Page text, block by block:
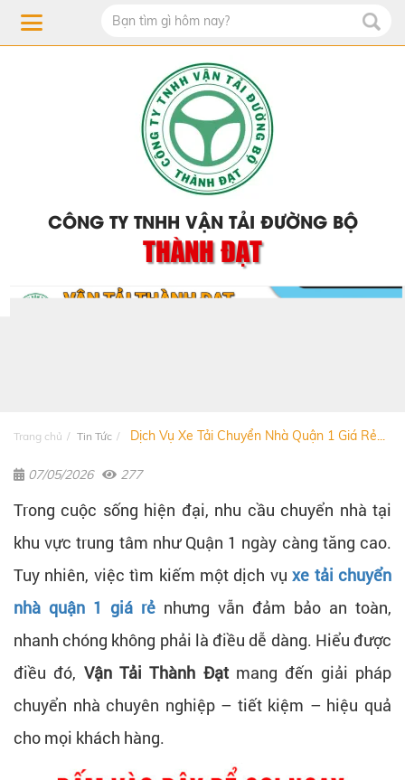
CÔNG TY TNHH VẬN TẢI ĐƯỜNG BỘ
THÀNH ĐẠT
Trang chủ Tin Tức Dịch Vụ Xe Tải Chuyển Nhà Quận 1 Giá Rẻ...
07/05/2026 277
Trong cuộc sống hiện đại, nhu cầu chuyển nhà tại
khu vực trung tâm như Quận 1 ngày càng tăng cao.
Tuy nhiên, việc tìm kiếm một dịch vụxe tải chuyển
nhà quận 1 giá rẻ nhưng vẫn đảm bảo an toàn,
nhanh chóng không phải là điều dễ dàng. Hiểu được
điều đó, Vận Tải Thành Đạtmang đến giải pháp
chuyển nhà chuyên nghiệp – tiết kiệm – hiệu quả
cho mọi khách hàng.